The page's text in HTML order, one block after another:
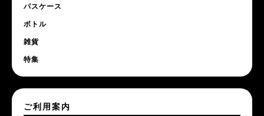
パスケース
ボトル
雑貨
特集
ご利用案内